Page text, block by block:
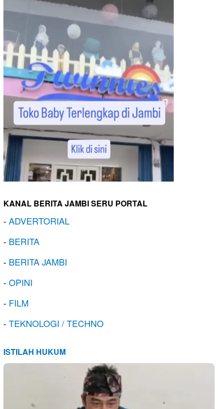
KANAL BERITA JAMBI SERU PORTAL
-ADVERTORIAL
- BERITA
- BERITA JAMBI
-OPINI
- FILM
-TEKNOLOGI / TECHNO
ISTILAH HUKUM